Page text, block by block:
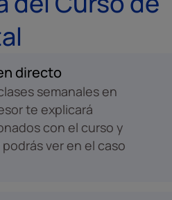
directo
semanales en
te explicará
con el curso y
ver en el caso